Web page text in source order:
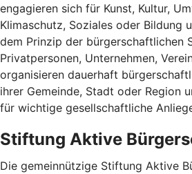
engagieren sich für Kunst, Kultur,
Klimaschutz, Soziales oder Bildung
dem Prinzip der bürgerschaftlichen
Privatpersonen, Unternehmen,
organisieren dauerhaft
ihrer Gemeinde, Stadt oder Region
für wichtige gesellschaftliche
Stiftung Aktive
Die gemeinnützige Stiftung Aktive